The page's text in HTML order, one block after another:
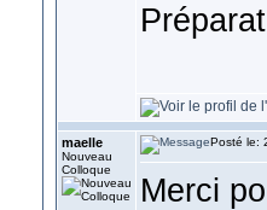
maelle
Nouveau
Colloque
Posté le:
Merci